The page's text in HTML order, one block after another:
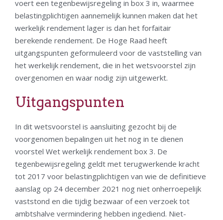
voert een tegenbewijsregeling in box 3 in, waarmee
belastingplichtigen aannemelijk kunnen maken dat het
werkelijk rendement lager is dan het forfaitair
berekende rendement. De Hoge Raad heeft
uitgangspunten geformuleerd voor de vaststelling van
het werkelijk rendement, die in het wetsvoorstel zijn
overgenomen en waar nodig zijn uitgewerkt.
Uitgangspunten
In dit wetsvoorstel is aansluiting gezocht bij de
voorgenomen bepalingen uit het nog in te dienen
voorstel Wet werkelijk rendement box 3. De
tegenbewijsregeling geldt met terugwerkende kracht
tot 2017 voor belastingplichtigen van wie de definitieve
aanslag op 24 december 2021 nog niet onherroepelijk
vaststond en die tijdig bezwaar of een verzoek tot
ambtshalve vermindering hebben ingediend. Niet-